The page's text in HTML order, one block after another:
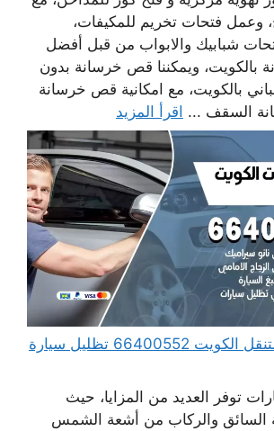
وعمل فتحات تخريم للمكيفات،
شبابيك والابواب من قبل أفضل
بالكويت، ويمكننا قص خرسانة بدون
بالكويت، مع امكانية قص خرسانة
السقف ... اقرأ المزيد
تظليل سيارات متنقل الكويت 66400552 تظليل سيارة
توفر العديد من المزايا، حيث
السائق والركاب من أشعة الشمس